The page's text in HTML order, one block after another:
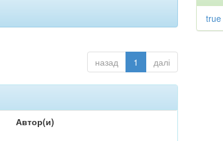
назад 1 далі
Автор(и)
true